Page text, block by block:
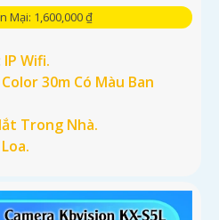
Mại: 1,600,000 ₫
IP Wifi.
30m Có Màu Ban
Trong Nhà.